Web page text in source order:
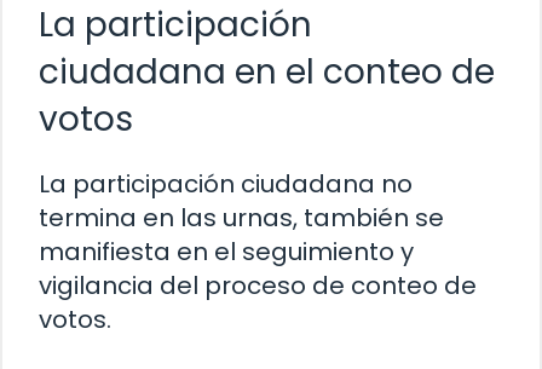
La participación
ciudadana en el conteo de
votos
La participación ciudadana no
termina en las urnas, también se
manifiesta en el seguimiento y
vigilancia del proceso de conteo de
votos.